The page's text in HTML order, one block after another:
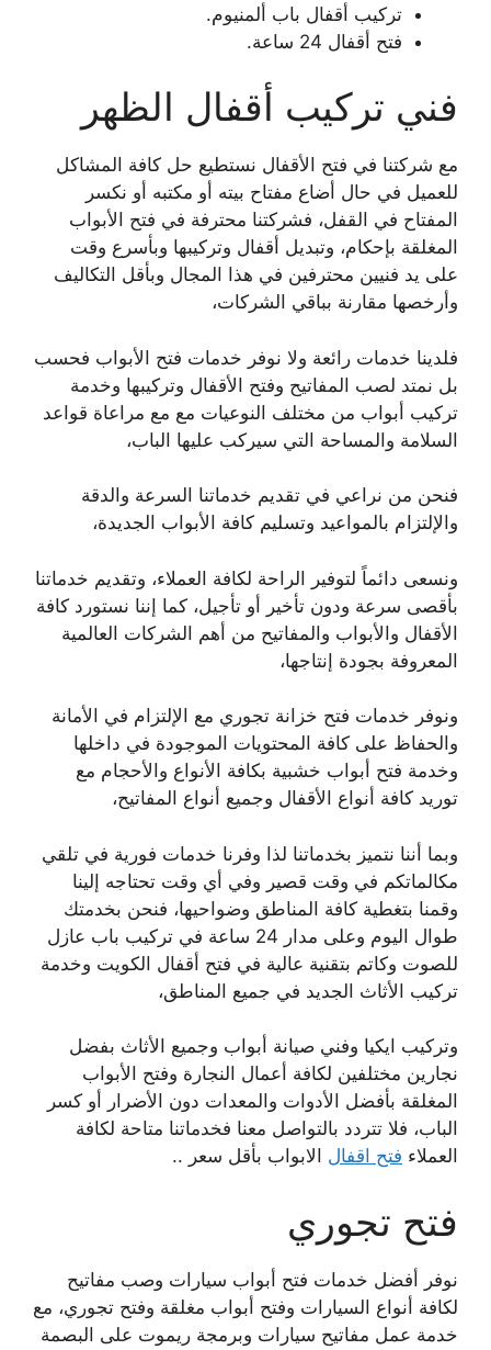
تركيب أقفال باب ألمنيوم.
فتح أقفال 24 ساعة.
فني تركيب أقفال الظهر
مع شركتنا في فتح الأقفال نستطيع حل كافة المشاكل
للعميل في حال أضاع مفتاح بيته أو مكتبه أو نكسر
المفتاح في القفل، فشركتنا محترفة في فتح الأبواب
المغلقة بإحكام، وتبديل أقفال وتركيبها وبأسرع وقت
على يد فنيين محترفين في هذا المجال وبأقل التكاليف
وأرخصها مقارنة بباقي الشركات،
فلدينا خدمات رائعة ولا نوفر خدمات فتح الأبواب فحسب
بل نمتد لصب المفاتيح وفتح الأقفال وتركيبها وخدمة
تركيب أبواب من مختلف النوعيات مع مع مراعاة قواعد
السلامة والمساحة التي سيركب عليها الباب،
فنحن من نراعي في تقديم خدماتنا السرعة والدقة
والإلتزام بالمواعيد وتسليم كافة الأبواب الجديدة،
ونسعى دائماً لتوفير الراحة لكافة العملاء، وتقديم خدماتنا
بأقصى سرعة ودون تأخير أو تأجيل، كما إننا نستورد كافة
الأقفال والأبواب والمفاتيح من أهم الشركات العالمية
المعروفة بجودة إنتاجها،
ونوفر خدمات فتح خزانة تجوري مع الإلتزام في الأمانة
والحفاظ على كافة المحتويات الموجودة في داخلها
وخدمة فتح أبواب خشبية بكافة الأنواع والأحجام مع
توريد كافة أنواع الأقفال وجميع أنواع المفاتيح،
وبما أننا نتميز بخدماتنا لذا وفرنا خدمات فورية في تلقي
مكالماتكم في وقت قصير وفي أي وقت تحتاجه إلينا
وقمنا بتغطية كافة المناطق وضواحيها، فنحن بخدمتك
طوال اليوم وعلى مدار 24 ساعة في تركيب باب عازل
للصوت وكاتم بتقنية عالية في فتح أقفال الكويت وخدمة
تركيب الأثاث الجديد في جميع المناطق،
وتركيب ايكيا وفني صيانة أبواب وجميع الأثاث بفضل
نجارين مختلفين لكافة أعمال النجارة وفتح الأبواب
المغلقة بأفضل الأدوات والمعدات دون الأضرار أو كسر
الباب، فلا تتردد بالتواصل معنا فخدماتنا متاحة لكافة
العملاء فتح اقفال الابواب بأقل سعر ..
فتح تجوري
نوفر أفضل خدمات فتح أبواب سيارات وصب مفاتيح
لكافة أنواع السيارات وفتح أبواب مغلقة وفتح تجوري، مع
خدمة عمل مفاتيح سيارات وبرمجة ريموت على البصمة